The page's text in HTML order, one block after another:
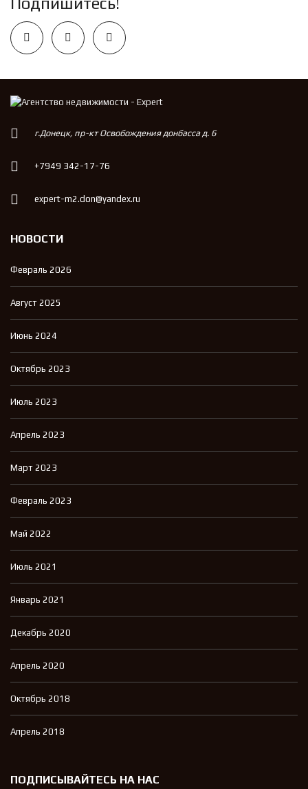
г.Донецк, пр-кт Освобождения донбасса д. 6
+7949 342-17-76
expert-m2.don@yandex.ru
НОВОСТИ
Февраль 2026
Август 2025
Июнь 2024
Октябрь 2023
Июль 2023
Апрель 2023
Март 2023
Февраль 2023
Май 2022
Июль 2021
Январь 2021
Декабрь 2020
Апрель 2020
Октябрь 2018
Апрель 2018
ПОДПИСЫВАЙТЕСЬ НА НАС